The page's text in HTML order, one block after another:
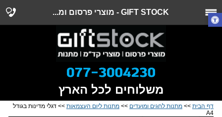
GIFT STOCK - מוצרי פרסום ומ...
משלוחים לכל הארץ
דף הבית >> מתנות לחגים ומועדים >> מתנות ליום העצמאות >> דגלי מדינות בגודל
A4